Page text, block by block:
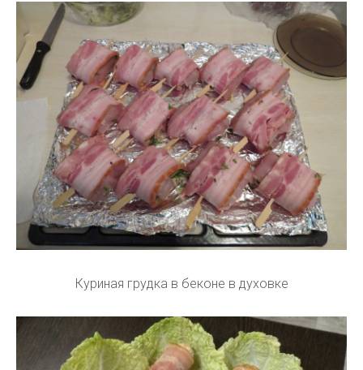
Куриная грудка в беконе в духовке